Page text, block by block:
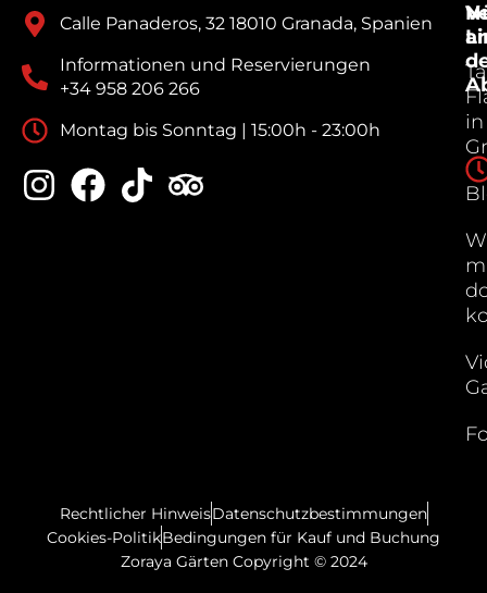
Calle Panaderos, 32 18010 Granada, Spanien
Informationen und Reservierungen
+34 958 206 266
Montag bis Sonntag | 15:00h - 23:00h
in
Rechtlicher HinweisDatenschutzbestimmungen
Cookies-PolitikBedingungen für Kauf und Buchung
Zoraya Gärten Copyright © 2024